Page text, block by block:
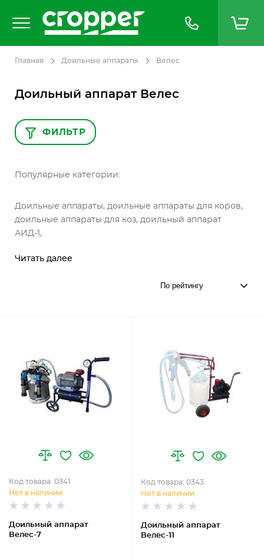
Главная Доильные аппараты Велес
Доильный аппарат Велес
Популярные категории:
Доильные аппараты, доильные аппараты для коров,
доильные аппараты для коз, доильный аппарат
АИД-1,
Читать далее
Доильный аппарат
Велес-7
Код товара: 0341
Нет в наличии
Доильный аппарат
Велес-11
Код товара: 0343
Нет в наличии
ФИЛЬТР